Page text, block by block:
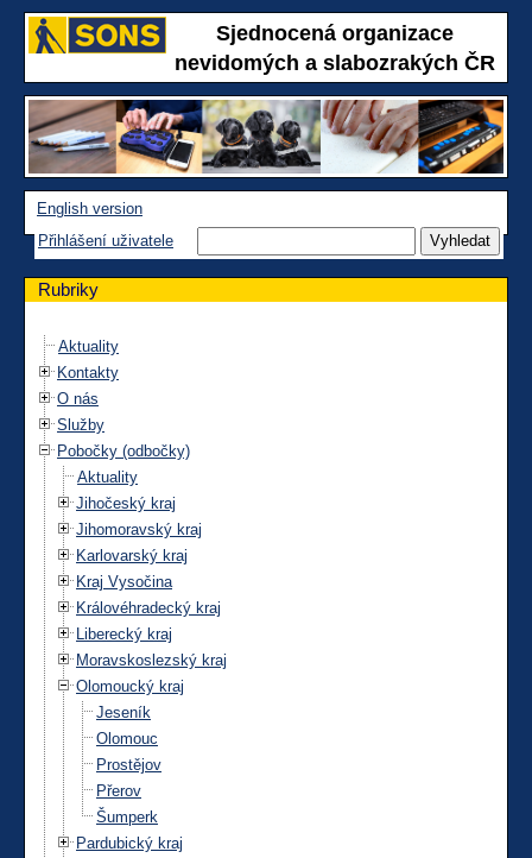
Sjednocená organizace
nevidomých a slabozrakých ČR
English version
Přihlášení uživatele
Rubriky
Aktuality
Kontakty
O nás
Služby
Pobočky (odbočky)
Aktuality
Jihočeský kraj
Jihomoravský kraj
Karlovarský kraj
Kraj Vysočina
Královéhradecký kraj
Liberecký kraj
Moravskoslezský kraj
Olomoucký kraj
Jeseník
Olomouc
Prostějov
Přerov
Šumperk
Pardubický kraj